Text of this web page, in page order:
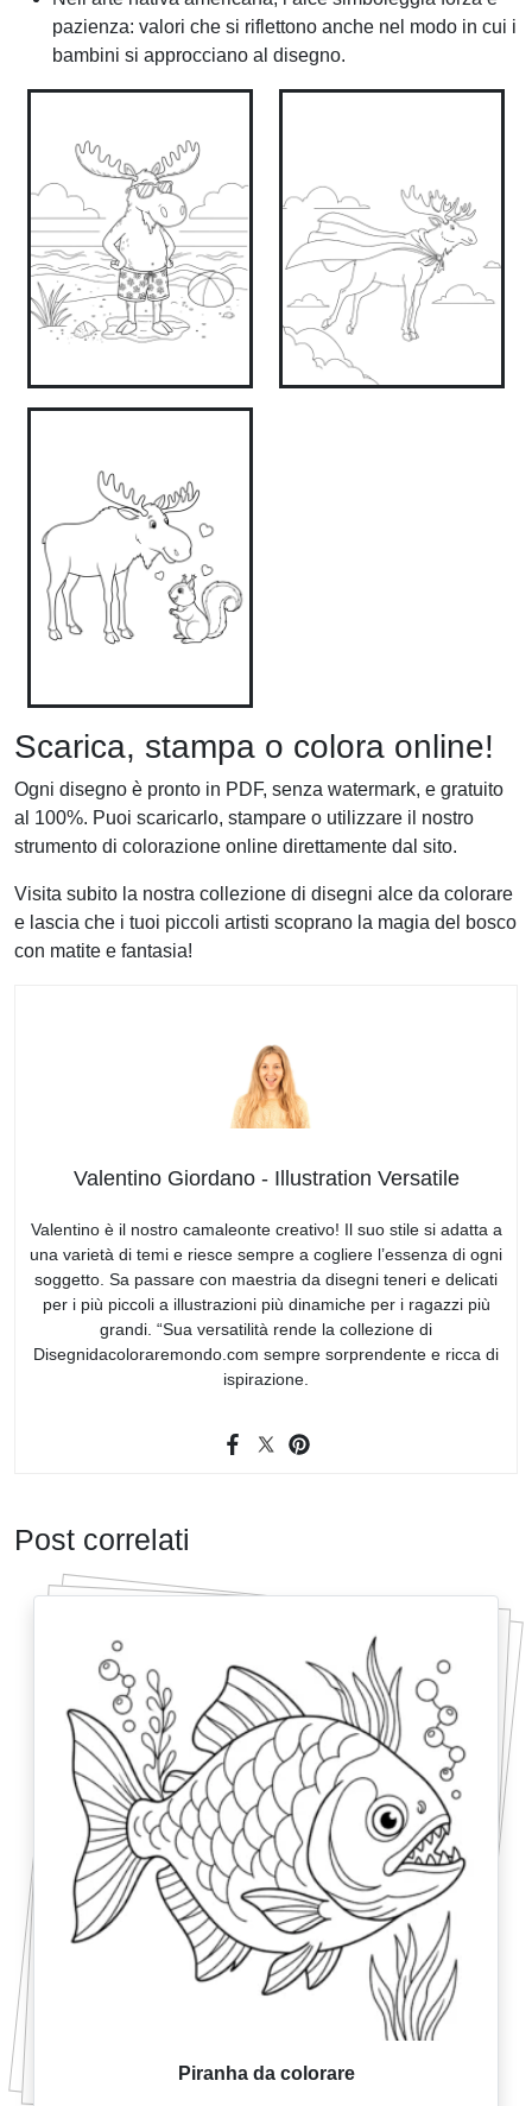
pazienza: valori che si riflettono anche nel modo in cui i
bambini si approcciano al disegno.
Scarica, stampa o colora online!
Ogni disegno è pronto in PDF, senza watermark, e gratuito
al 100%. Puoi scaricarlo, stampare o utilizzare il nostro
strumento di colorazione online direttamente dal sito.
Visita subito la nostra collezione di disegni alce da colorare
e lascia che i tuoi piccoli artisti scoprano la magia del bosco
con matite e fantasia!
Valentino Giordano - Illustration Versatile
Valentino è il nostro camaleonte creativo! Il suo stile si adatta a
una varietà di temi e riesce sempre a cogliere l’essenza di ogni
soggetto. Sa passare con maestria da disegni teneri e delicati
per i più piccoli a illustrazioni più dinamiche per i ragazzi più
grandi. “Sua versatilità rende la collezione di
Disegnidacoloraremondo.com sempre sorprendente e ricca di
ispirazione.
Post correlati
Piranha da colorare